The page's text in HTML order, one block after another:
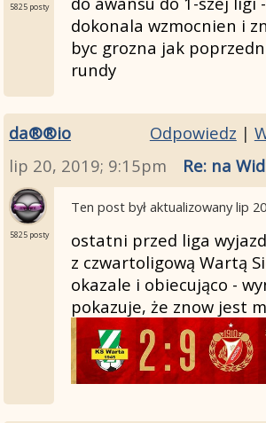
5825 posty
dokonala wzmocnien i
byc grozna jak
rundy
da®®io Odpowiedz |
lip 20, 2019; 9:15pm
Re: na
5825 posty
Ten post był aktualizowanylip
ostatni przed liga
z czwartoligową Wartą
okazale i obiecująco -
pokazuje, że znow jest